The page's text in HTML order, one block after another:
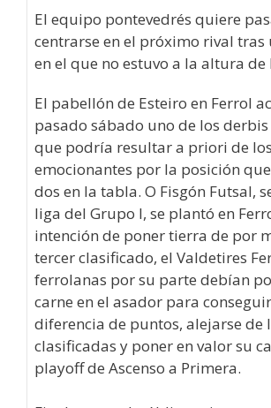
El equipo pontevedrés quiere
centrarse en el próximo rival
en el que no estuvo a la altura de
El pabellón de Esteiro en Ferrol
pasado sábado uno de los
que podría resultar a priori de
emocionantes por la posición
dos en la tabla. O Fisgón Futsal,
liga del Grupo I, se plantó en
intención de poner tierra de por
tercer clasificado, el Valdetires
ferrolanas por su parte debían
carne en el asador para
diferencia de puntos, alejarse de
clasificadas y poner en valor su
playoff de Ascenso a Primera.